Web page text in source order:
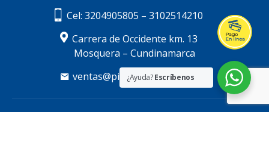
Cel: 3204905805 – 3102514210
Carrera de Occidente km. 13
Mosquera – Cundinamarca
ventas@pinturassuper.com
¿Ayuda?Escríbenos